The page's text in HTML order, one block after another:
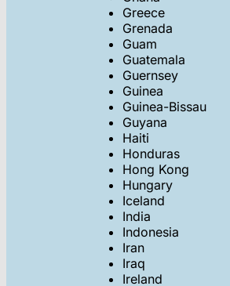
Greece
Grenada
Guam
Guatemala
Guernsey
Guinea
Guinea-Bissau
Guyana
Haiti
Honduras
Hong Kong
Hungary
Iceland
India
Indonesia
Iran
Iraq
Ireland